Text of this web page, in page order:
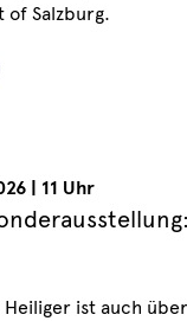
Salzburg.
| 11 Uhr
ist auch